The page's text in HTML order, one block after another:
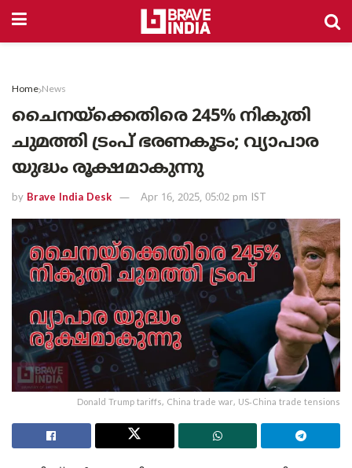
Home News
ചൈനയ്‌ക്കെതിരെ 245% നികുതി
ചുമത്തി ട്രംപ് ഭരണകൂടം; വ്യാപാര
യുദ്ധം രൂക്ഷമാകുന്നു
by Brave India Desk Apr 16, 2025, 05:02 pm IST
Donald Trump tariffs, China trade war, US-China trade tensions